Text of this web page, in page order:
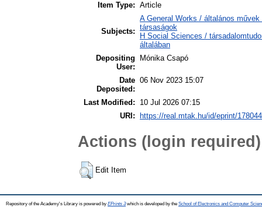
Item Type: Article
Subjects:
A General Works / általános
társaságok
H Social Sciences /
általában
Depositing
User:
Mónika Csapó
Date
Deposited:
06 Nov 2023 15:07
Last Modified:
10 Jul 2026 07:15
URI:
https://real.mtak.hu/id/eprint/178044
Actions (login required)
Edit Item
Repository of the Academy's Library is powered by EPrints 3which is developed by the School of Electronics and Computer